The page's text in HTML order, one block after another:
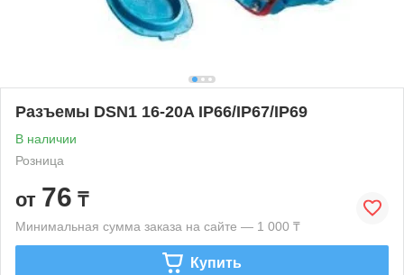
Разъемы DSN1 16-20A IP66/IP67/IP69
В наличии
Розница
от 76 ₸
Минимальная сумма заказа на сайте — 1 000 ₸
Купить